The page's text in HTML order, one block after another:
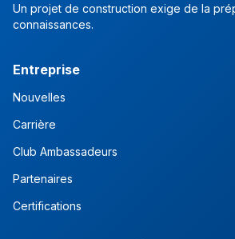
Un projet de construction exige de la
connaissances.
Entreprise
Nouvelles
Carrière
Club Ambassadeurs
Partenaires
Certifications